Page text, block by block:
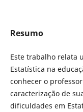
Resumo
Este trabalho relata
Estatística na
conhecer o
caracterização de
dificuldades em